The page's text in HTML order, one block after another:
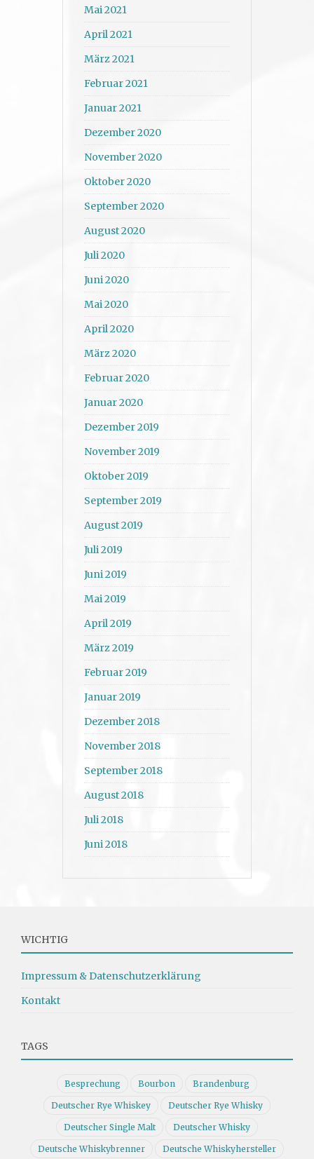
Mai 2021
April 2021
März 2021
Februar 2021
Januar 2021
Dezember 2020
November 2020
Oktober 2020
September 2020
August 2020
Juli 2020
Juni 2020
Mai 2020
April 2020
März 2020
Februar 2020
Januar 2020
Dezember 2019
November 2019
Oktober 2019
September 2019
August 2019
Juli 2019
Juni 2019
Mai 2019
April 2019
März 2019
Februar 2019
Januar 2019
Dezember 2018
November 2018
September 2018
August 2018
Juli 2018
Juni 2018
WICHTIG
Impressum & Datenschutzerklärung
Kontakt
TAGS
Besprechung Bourbon Brandenburg
Deutscher Rye Whiskey Deutscher Rye Whisky
Deutscher Single Malt Deutscher Whisky
Deutsche Whiskybrenner Deutsche Whiskyhersteller